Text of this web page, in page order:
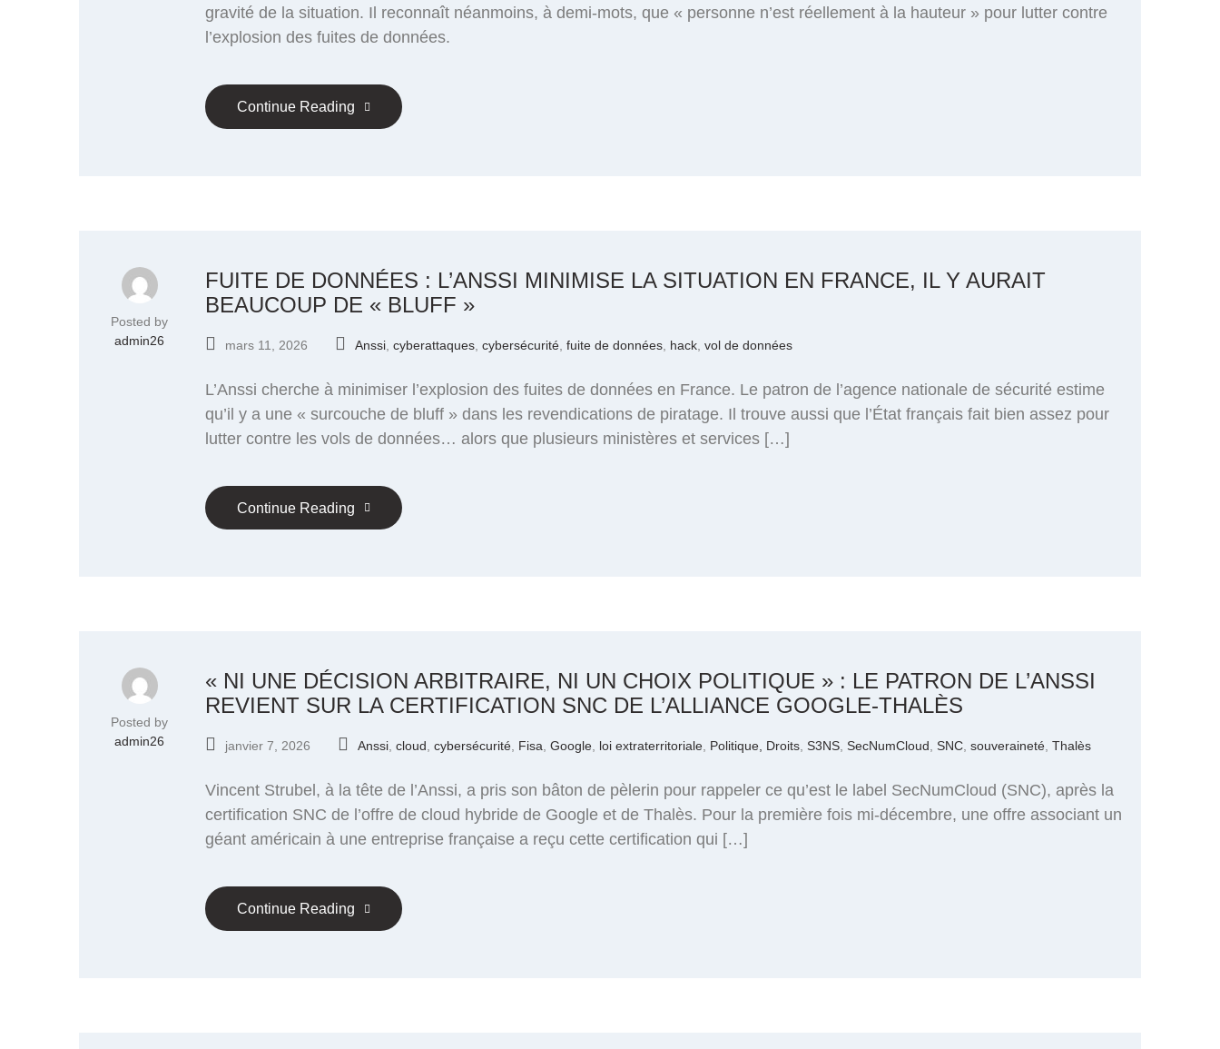
gravité de la situation. Il reconnaît néanmoins, à demi-mots, que « personne n’est réellement à la hauteur » pour lutter contre
l’explosion des fuites de données.
Continue Reading
Posted by
admin26
FUITE DE DONNÉES : L’ANSSI MINIMISE LA SITUATION EN FRANCE, IL Y AURAIT
BEAUCOUP DE « BLUFF »
mars 11, 2026 Anssi cyberattaques cybersécurité fuite de données hack vol de données
L’Anssi cherche à minimiser l’explosion des fuites de données en France. Le patron de l’agence nationale de sécurité estime
qu’il y a une « surcouche de bluff » dans les revendications de piratage. Il trouve aussi que l’État français fait bien assez pour
lutter contre les vols de données… alors que plusieurs ministères et services […]
Continue Reading
Posted by
admin26
« NI UNE DÉCISION ARBITRAIRE, NI UN CHOIX POLITIQUE » : LE PATRON DE L’ANSSI
REVIENT SUR LA CERTIFICATION SNC DE L’ALLIANCE GOOGLE-THALÈS
janvier 7, 2026 Anssi, cloud, cybersécurité, Fisa, Google, loi extraterritoriale, Politique, Droits, S3NS, SecNumCloud, SNC, souveraineté, Thalès
Vincent Strubel, à la tête de l’Anssi, a pris son bâton de pèlerin pour rappeler ce qu’est le label SecNumCloud (SNC), après la
certification SNC de l’offre de cloud hybride de Google et de Thalès. Pour la première fois mi-décembre, une offre associant un
géant américain à une entreprise française a reçu cette certification qui […]
Continue Reading